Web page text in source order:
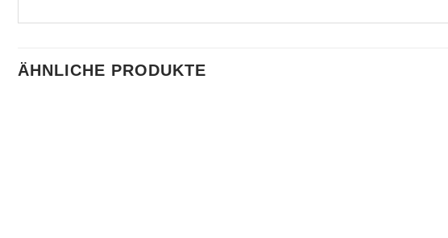
ÄHNLICHE PRODUKTE